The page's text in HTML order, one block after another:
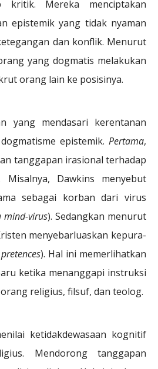
kritik. Mereka menciptakan
epistemik yang tidak nyaman
dan konflik. Menurut
yang dogmatis melakukan
orang lain ke posisinya.
yang mendasari kerentanan
epistemik. Pertama,
tanggapan irasional terhadap
Dawkins menyebut
sebagai korban dari virus
mind-virus). Sedangkan menurut
menyebarluaskan kepura-
). Hal ini memerlihatkan
ketika menanggapi instruksi
religius, filsuf, dan teolog.
ketidakdewasaan kognitif
Mendorong tanggapan